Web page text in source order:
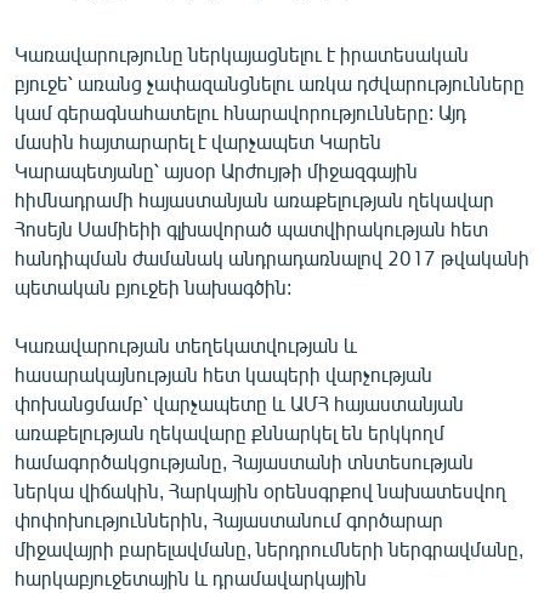
ԱՐԽԻՎ
ՏԵՍԱՆՅՈՒԹԵՐ
ԲԱՆԱՎԵՃ
ՁԳՏԵԼՈՎ ԼԱՎԱԳՈՒՅՆԻՆ
ՓՈԴՔԱՍԹ
Հայերեն
English
Русский
ՀԵՏԵՎԵՔ ՄԵԶ
Կառավարությունը ներկայացնելու է իրատեսական
բյուջե՝ առանց չափազանցնելու առկա դժվարությունները
կամ գերագնահատելու հնարավորությունները: Այդ
մասին հայտարարել է վարչապետ Կարեն
Կարապետյանը՝ այսօր Արժույթի միջազգային
հիմնադրամի հայաստանյան առաքելության ղեկավար
Հոսեյն Սամիեիի գլխավորած պատվիրակության հետ
հանդիպման ժամանակ անդրադառնալով 2017 թվականի
պետական բյուջեի նախագծին:
Կառավարության տեղեկատվության և
հասարակայնության հետ կապերի վարչության
փոխանցմամբ՝ վարչապետը և ԱՄՀ հայաստանյան
առաքելության ղեկավարը քննարկել են երկկողմ
համագործակցությանը, Հայաստանի տնտեսության
ներկա վիճակին, Հարկային օրենսգրքով նախատեսվող
փոփոխություններին, Հայաստանում գործարար
միջավայրի բարելավմանը, ներդրումների ներգրավմանը,
հարկաբյուջետային և դրամավարկային